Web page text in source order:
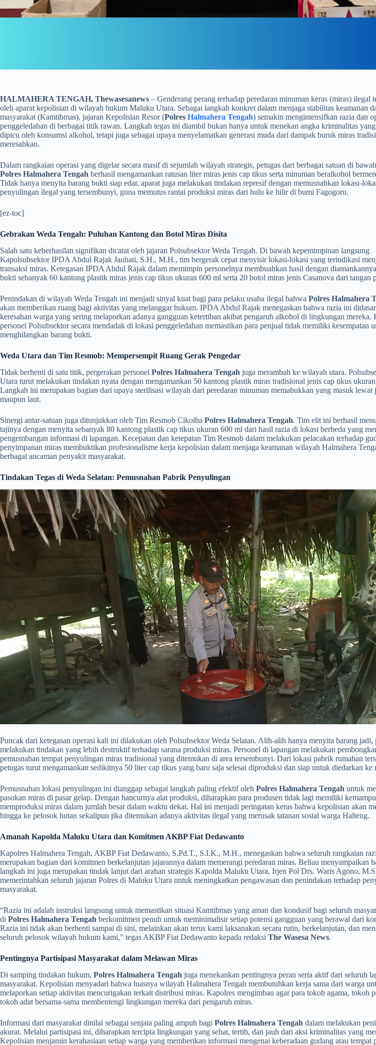
HALMAHERA TENGAH, Thewasesanews – Genderang perang terhadap peredaran minuman keras (miras) ilegal
oleh aparat kepolisian di wilayah hukum Maluku Utara. Sebagai langkah konkret dalam menjaga stabilitas keamanan
masyarakat (Kamtibmas), jajaran Kepolisian Resor (Polres Halmahera Tengah) semakin mengintensifkan razia dan
penggeledahan di berbagai titik rawan. Langkah tegas ini diambil bukan hanya untuk menekan angka kriminalitas
dipicu oleh konsumsi alkohol, tetapi juga sebagai upaya menyelamatkan generasi muda dari dampak buruk miras
meresahkan.
​Dalam rangkaian operasi yang digelar secara masif di sejumlah wilayah strategis, petugas dari berbagai satuan di
Polres Halmahera Tengah berhasil mengamankan ratusan liter miras jenis cap tikus serta minuman beralkohol
Tidak hanya menyita barang bukti siap edar, aparat juga melakukan tindakan represif dengan memusnahkan lokasi-
penyulingan ilegal yang tersembunyi, guna memutus rantai produksi miras dari hulu ke hilir di bumi Fagogoru.
[ez-toc]
Gebrakan Weda Tengah: Puluhan Kantong dan Botol Miras Disita
​Salah satu keberhasilan signifikan dicatat oleh jajaran Polsubsektor Weda Tengah. Di bawah kepemimpinan langsung
Kapolsubsektor IPDA Abdul Rajak Jauhati, S.H., M.H., tim bergerak cepat menyisir lokasi-lokasi yang terindikasi
transaksi miras. Ketegasan IPDA Abdul Rajak dalam memimpin personelnya membuahkan hasil dengan
bukti sebanyak 60 kantong plastik miras jenis cap tikus ukuran 600 ml serta 20 botol miras jenis Casanova dari tangan
​Penindakan di wilayah Weda Tengah ini menjadi sinyal kuat bagi para pelaku usaha ilegal bahwa Polres Halmahera
akan memberikan ruang bagi aktivitas yang melanggar hukum. IPDA Abdul Rajak menegaskan bahwa razia ini
keresahan warga yang sering melaporkan adanya gangguan ketertiban akibat pengaruh alkohol di lingkungan mereka.
personel Polsubsektor secara mendadak di lokasi penggeledahan memastikan para penjual tidak memiliki kesempatan
menghilangkan barang bukti.
Weda Utara dan Tim Resmob: Mempersempit Ruang Gerak Pengedar
​Tidak berhenti di satu titik, pergerakan personel Polres Halmahera Tengah juga merambah ke wilayah utara.
Utara turut melakukan tindakan nyata dengan mengamankan 50 kantong plastik miras tradisional jenis cap tikus
Langkah ini merupakan bagian dari upaya sterilisasi wilayah dari peredaran minuman memabukkan yang masuk lewat
maupun laut.
​Sinergi antar-satuan juga ditunjukkan oleh Tim Resmob Cikoiba Polres Halmahera Tengah. Tim elit ini berhasil
tajinya dengan menyita sebanyak 80 kantong plastik cap tikus ukuran 600 ml dari hasil razia di lokasi berbeda yang
pengembangan informasi di lapangan. Kecepatan dan ketepatan Tim Resmob dalam melakukan pelacakan terhadap
penyimpanan miras membuktikan profesionalisme kerja kepolisian dalam menjaga keamanan wilayah Halmahera
berbagai ancaman penyakit masyarakat.
Tindakan Tegas di Weda Selatan: Pemusnahan Pabrik Penyulingan
​Puncak dari ketegasan operasi kali ini dilakukan oleh Polsubsektor Weda Selatan. Alih-alih hanya menyita barang jadi,
melakukan tindakan yang lebih destruktif terhadap sarana produksi miras. Personel di lapangan melakukan
pemusnahan tempat penyulingan miras tradisional yang ditemukan di area tersembunyi. Dari lokasi pabrik rumahan
petugas turut mengamankan sedikitnya 50 liter cap tikus yang baru saja selesai diproduksi dan siap untuk diedarkan ke
​Pemusnahan lokasi penyulingan ini dianggap sebagai langkah paling efektif oleh Polres Halmahera Tengah untuk
pasokan miras di pasar gelap. Dengan hancurnya alat produksi, diharapkan para produsen tidak lagi memiliki
memproduksi miras dalam jumlah besar dalam waktu dekat. Hal ini menjadi peringatan keras bahwa kepolisian akan
hingga ke pelosok hutan sekalipun jika ditemukan adanya aktivitas ilegal yang merusak tatanan sosial warga Halteng.
Amanah Kapolda Maluku Utara dan Komitmen AKBP Fiat Dedawanto
​Kapolres Halmahera Tengah, AKBP Fiat Dedawanto, S.Pd.T., S.I.K., M.H., menegaskan bahwa seluruh rangkaian
merupakan bagian dari komitmen berkelanjutan jajarannya dalam memerangi peredaran miras. Beliau menyampaikan
langkah ini juga merupakan tindak lanjut dari arahan strategis Kapolda Maluku Utara, Irjen Pol Drs. Waris Agono,
memerintahkan seluruh jajaran Polres di Maluku Utara untuk meningkatkan pengawasan dan penindakan terhadap
masyarakat.
​“Razia ini adalah instruksi langsung untuk memastikan situasi Kamtibmas yang aman dan kondusif bagi seluruh
di Polres Halmahera Tengah berkomitmen penuh untuk meminimalisir setiap potensi gangguan yang berawal dari
Razia ini tidak akan berhenti sampai di sini, melainkan akan terus kami laksanakan secara rutin, berkelanjutan, dan
seluruh pelosok wilayah hukum kami,” tegas AKBP Fiat Dedawanto kepada redaksi The Wasesa News.
Pentingnya Partisipasi Masyarakat dalam Melawan Miras
​Di samping tindakan hukum, Polres Halmahera Tengah juga menekankan pentingnya peran serta aktif dari seluruh
masyarakat. Kepolisian menyadari bahwa luasnya wilayah Halmahera Tengah membutuhkan kerja sama dari warga
melaporkan setiap aktivitas mencurigakan terkait distribusi miras. Kapolres mengimbau agar para tokoh agama, tokoh
tokoh adat bersama-sama membentengi lingkungan mereka dari pengaruh miras.
​Informasi dari masyarakat dinilai sebagai senjata paling ampuh bagi Polres Halmahera Tengah dalam melakukan
akurat. Melalui partisipasi ini, diharapkan tercipta lingkungan yang sehat, tertib, dan jauh dari aksi kriminalitas yang
Kepolisian menjamin kerahasiaan setiap warga yang memberikan informasi mengenai keberadaan gudang atau tempat